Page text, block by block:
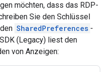
möchten, dass das RDP-
Sie den Schlüssel
SharedPreferences -
(Legacy) liest den
von Anzeigen: